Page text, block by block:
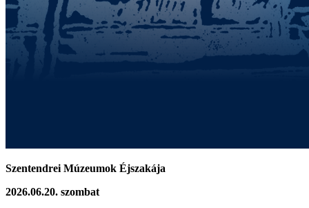
Szentendrei Múzeumok Éjszakája
2026.06.20. szombat